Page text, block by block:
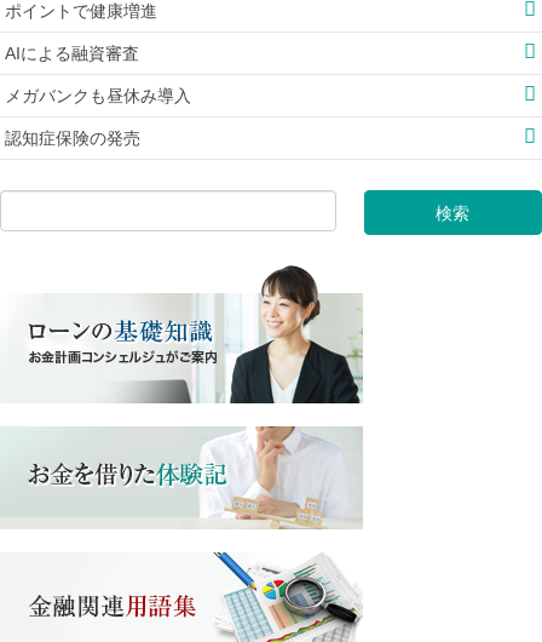
ポイントで健康増進
AIによる融資審査
メガバンクも昼休み導入
認知症保険の発売